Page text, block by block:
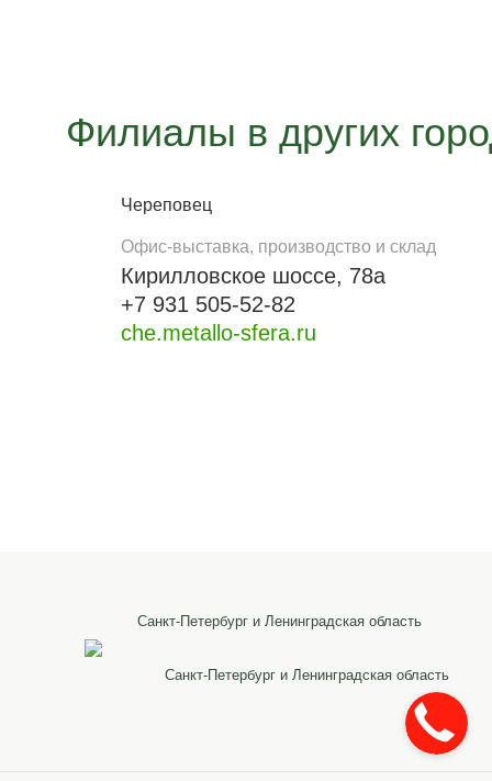
Филиалы в других
Череповец
Офис-выставка, производство и склад
Кирилловское шоссе, 78а
+7 931 505-52-82
che.metallo-sfera.ru
Санкт-Петербург и Ленинградская область
Санкт-Петербург и Ленинградская область